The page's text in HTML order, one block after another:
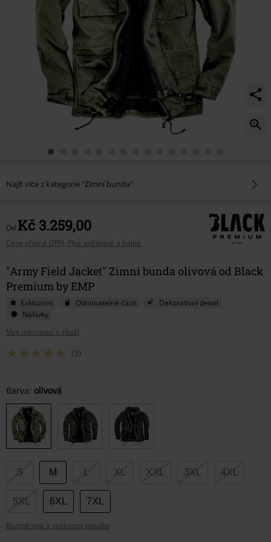
Najít více z kategorie "Zimní bunda"
Od Kč 3.259,00
Ceny včetně DPH, Plus poštovné a balné
"Army Field Jacket" Zimní bunda olivová od Black
Premium by EMP
Exkluzivní Odnímatelné části
Dekorativní detail
Nášivky
Více informací o zboží
(3)
Vyberte
si
velikost
Barva: olivová
S M XL XXL 3XL 4XL
5XL 6XL 7XL
Rozměrová a velikostní tabulka